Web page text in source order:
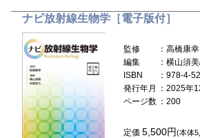
ナビ放射線生物学［電子版付］
監修
：高橋康幸
編集
：横山須
ISBN
：978-4-
発行年月
：2025年
ページ数 ：200
定価5,500円(本体